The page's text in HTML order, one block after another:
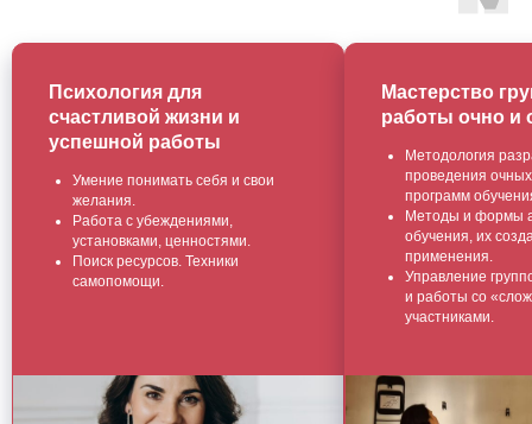
Мастерство групповой
работы очно и онлайн
Методология разработки
проведения очных и онлайн
программ обучения.
Методы и формы активного
обучения, их создания и
применения.
Управление групповой динамикой
с
Причины и
Формирование
привычек.
Работа с
самозванца»
Стратегии
выгорания.